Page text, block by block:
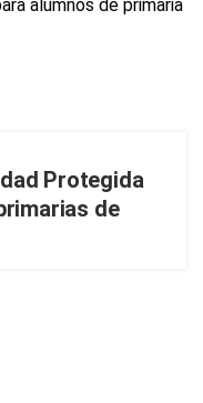
Protegida
de